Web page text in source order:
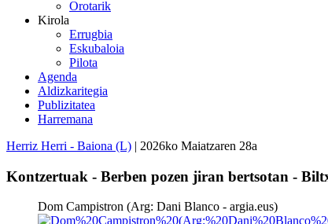
Orotarik
Kirola
Errugbia
Eskubaloia
Pilota
Agenda
Aldizkaritegia
Publizitatea
Harremana
Herriz Herri - Baiona (L) | 2026ko Maiatzaren 28a
Kontzertuak - Berben pozen jiran bertsotan -
Dom Campistron (Arg: Dani Blanco - argia.eus)